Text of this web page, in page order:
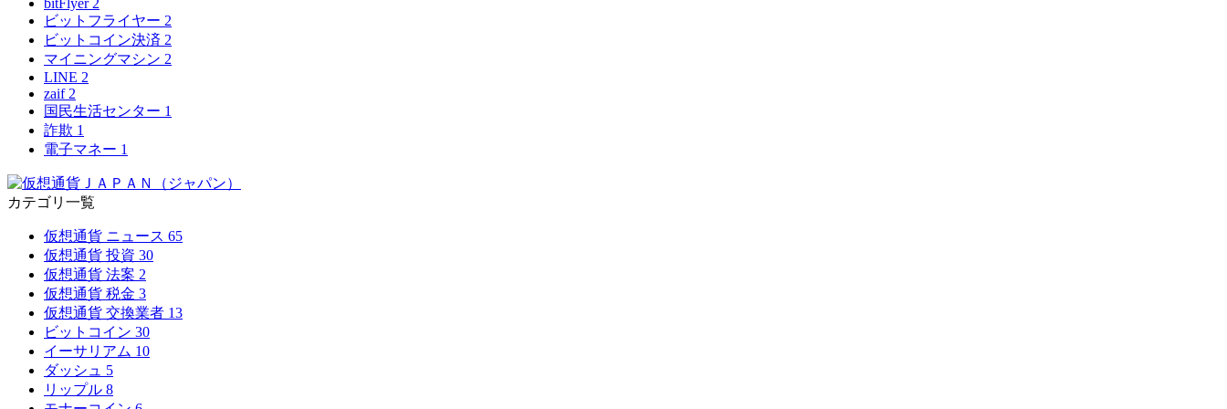
ビットフライヤー 2
ビットコイン決済 2
マイニングマシン 2
LINE 2
zaif 2
国民生活センター 1
詐欺 1
電子マネー 1
カテゴリ一覧
仮想通貨 ニュース 65
仮想通貨 投資 30
仮想通貨 法案 2
仮想通貨 税金 3
仮想通貨 交換業者 13
ビットコイン 30
イーサリアム 10
ダッシュ 5
リップル 8